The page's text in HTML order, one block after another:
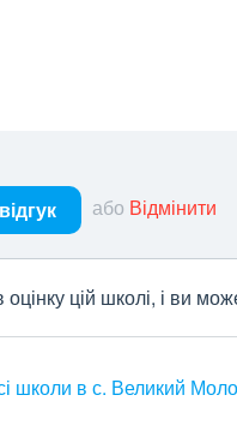
або Відмінити
оцінку цій школі, і ви
школи в с. Великий